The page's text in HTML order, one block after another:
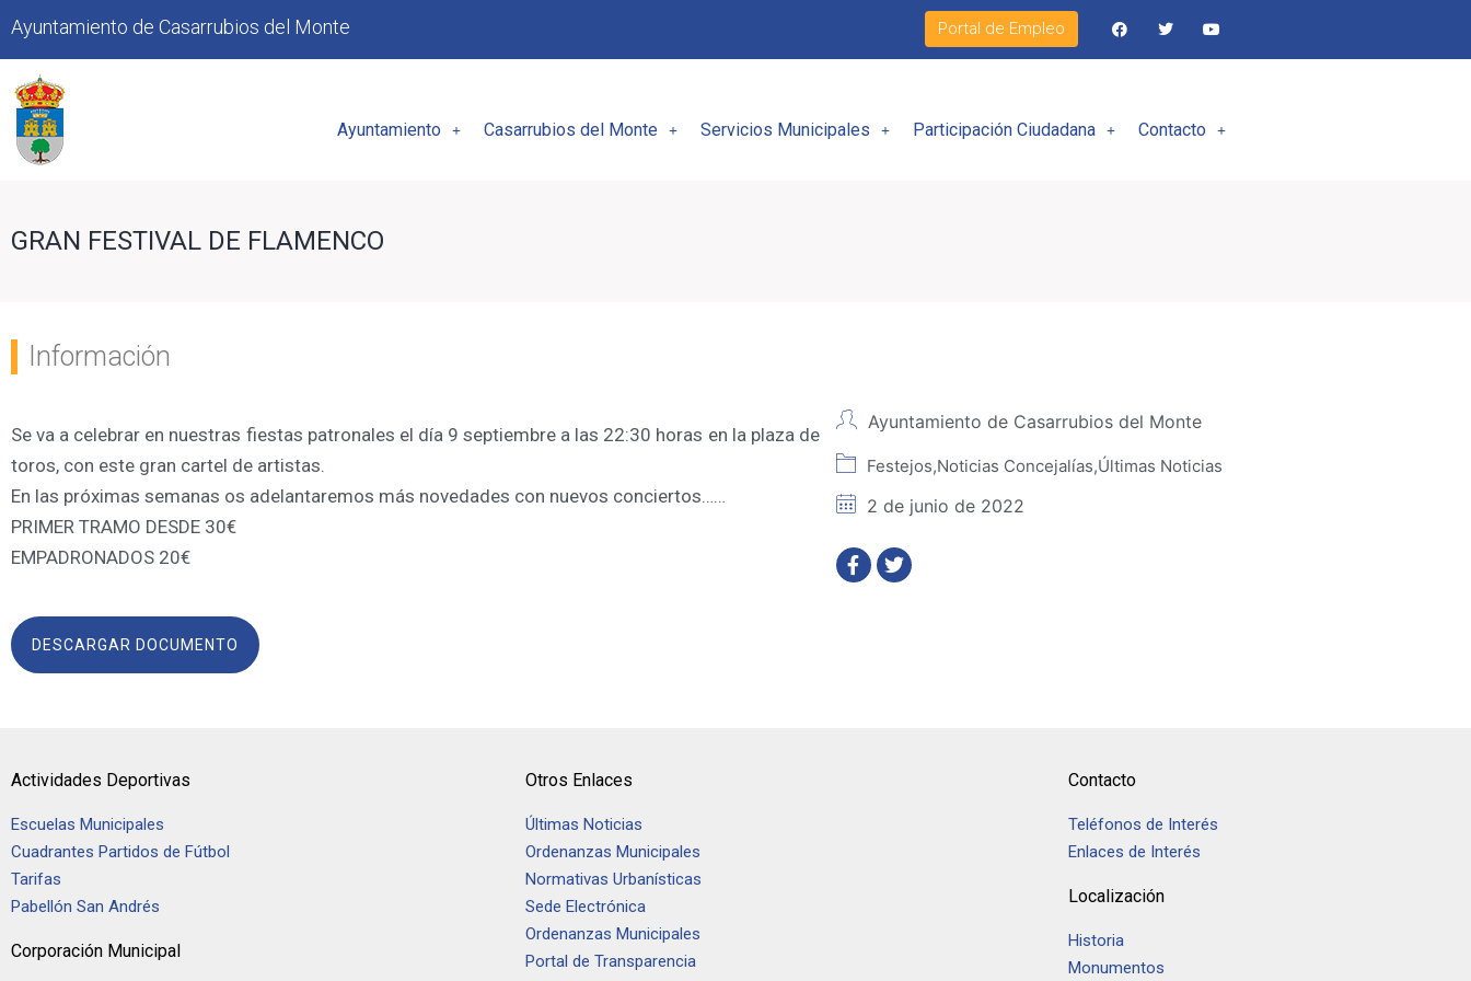
Ayuntamiento de Casarrubios del Monte Portal de Empleo
Ayuntamiento Casarrubios del Monte Servicios Municipales Participación Ciudadana Contacto
GRAN FESTIVAL DE FLAMENCO
Información
Se va a celebrar en nuestras fiestas patronales el día 9 septiembre a las 22:30 horas en la plaza de
toros, con este gran cartel de artistas.
En las próximas semanas os adelantaremos más novedades con nuevos conciertos……
PRIMER TRAMO DESDE 30€
EMPADRONADOS 20€
DESCARGAR DOCUMENTO
Ayuntamiento de Casarrubios del Monte
Festejos,Noticias Concejalías,Últimas Noticias
2 de junio de 2022
Actividades Deportivas
Escuelas Municipales
Cuadrantes Partidos de Fútbol
Tarifas
Pabellón San Andrés
Corporación Municipal
Otros Enlaces
Últimas Noticias
Ordenanzas Municipales
Normativas Urbanísticas
Sede Electrónica
Ordenanzas Municipales
Portal de Transparencia
Contacto
Teléfonos de Interés
Enlaces de Interés
Localización
Historia
Monumentos